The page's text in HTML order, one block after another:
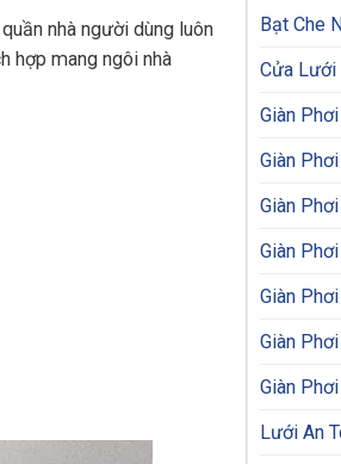
nhà người dùng luôn
hợp mang ngôi nhà
Bạt Che
Cửa Lưới
Giàn
Giàn
Giàn
Giàn
Giàn
Giàn
Giàn
Lưới An